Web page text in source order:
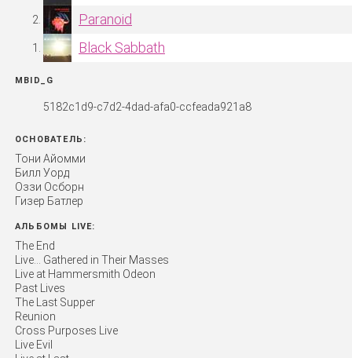
Paranoid
Black Sabbath
MBID_G
5182c1d9-c7d2-4dad-afa0-ccfeada921a8
ОСНОВАТЕЛЬ:
Тони Айомми
Билл Уорд
Оззи Осборн
Гизер Батлер
АЛЬБОМЫ LIVE:
The End
Live... Gathered in Their Masses
Live at Hammersmith Odeon
Past Lives
The Last Supper
Reunion
Cross Purposes Live
Live Evil